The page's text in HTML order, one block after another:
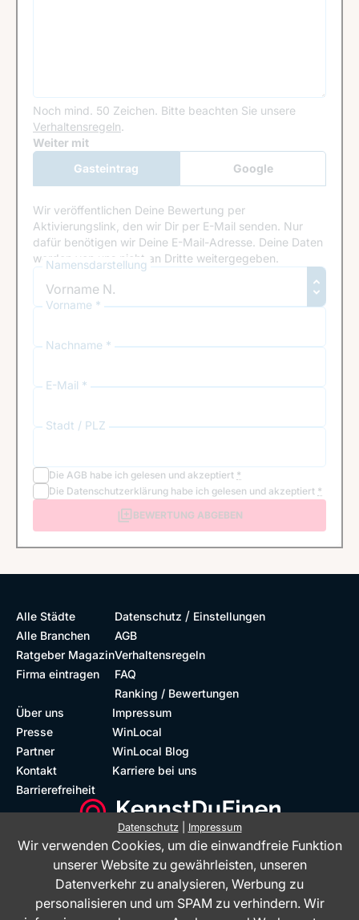
Noch mind. 50 Zeichen. Bitte beachten Sie unsere
Verhaltensregeln.
Google Recaptcha
Weiter mit
Gasteintrag
Google
Anmeldung
Wir veröffentlichen Deine Bewertung per
Aktivierungslink, den wir Dir per E-Mail senden. Nur
dafür benötigen wir Deine E-Mail-Adresse. Deine Daten
werden von uns nicht an Dritte weitergegeben.
Namensdarstellung
Vorname *
Nachname *
E-Mail *
Stadt / PLZ
Die AGB habe ich gelesen und akzeptiert *
Die Datenschutzerklärung habe ich gelesen und akzeptiert *
BEWERTUNG ABGEBEN
Alle Städte
Alle Branchen
Ratgeber Magazin
Firma eintragen
Datenschutz / Einstellungen
AGB
Verhaltensregeln
FAQ
Ranking / Bewertungen
Über uns
Presse
Partner
Kontakt
Barrierefreiheit
Impressum
WinLocal
WinLocal Blog
Karriere bei uns
Datenschutz| Impressum
Wir verwenden Cookies, um die einwandfreie Funktion
unserer Website zu gewährleisten, unseren
Datenverkehr zu analysieren, Werbung zu
personalisieren und um SPAM zu verhindern. Wir